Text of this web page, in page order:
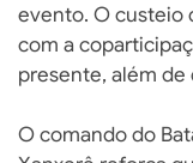
evento. O custeio
com a
presente, além de
O comando do